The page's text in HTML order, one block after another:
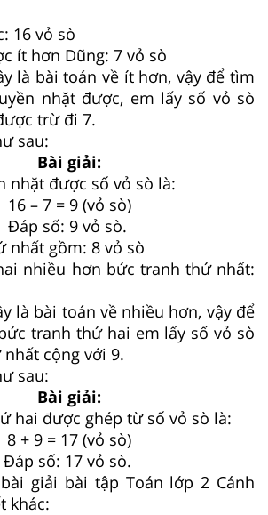
16 vỏ sò
ít hơn Dũng: 7 vỏ sò
là bài toán về ít hơn, vậy để tìm
nhặt được, em lấy số vỏ sò
trừ đi 7.
sau:
Bài giải:
nhặt được số vỏ sò là:
16 – 7 = 9 (vỏ sò)
Đáp số: 9 vỏ sò.
nhất gồm: 8 vỏ sò
nhiều hơn bức tranh thứ nhất:
là bài toán về nhiều hơn, vậy để
tranh thứ hai em lấy số vỏ sò
cộng với 9.
sau:
Bài giải:
hai được ghép từ số vỏ sò là:
8 + 9 = 17 (vỏ sò)
Đáp số: 17 vỏ sò.
giải bài tập Toán lớp 2 Cánh
khác: